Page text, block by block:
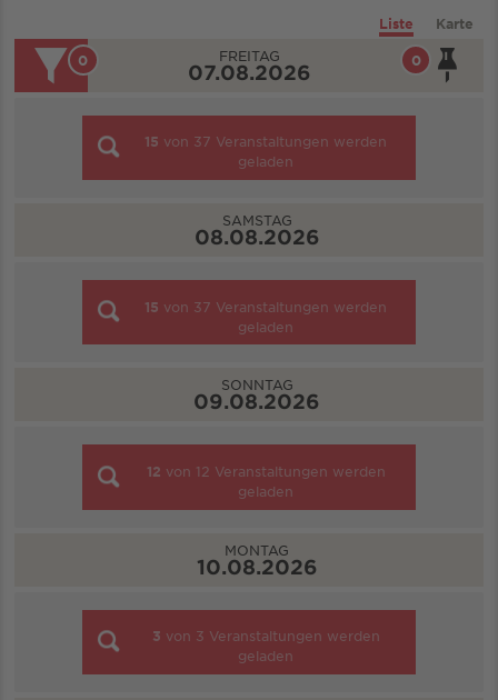
Liste Karte
0
0 FREITAG
07.08.2026
15 von 37 Veranstaltungen werden
geladen
SAMSTAG
08.08.2026
15 von 37 Veranstaltungen werden
geladen
SONNTAG
09.08.2026
12 von 12 Veranstaltungen werden
geladen
MONTAG
10.08.2026
3 von 3 Veranstaltungen werden
geladen